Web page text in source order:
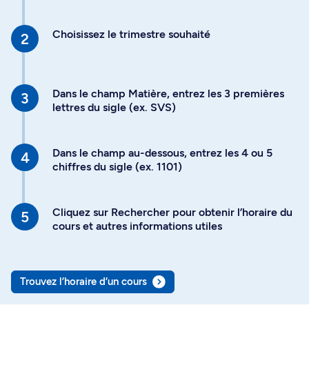
Choisissez le trimestre souhaité
Dans le champ Matière, entrez les 3 premières
lettres du sigle (ex. SVS)
Dans le champ au-dessous, entrez les 4 ou 5
chiffres du sigle (ex. 1101)
Cliquez sur Rechercher pour obtenir l’horaire du
cours et autres informations utiles
Trouvez l’horaire d’un cours